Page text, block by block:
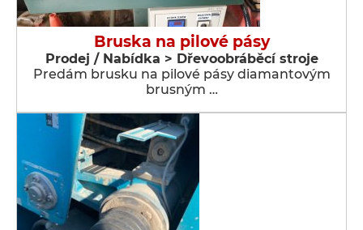
Bruska na pilové pásy
Prodej / Nabídka > Dřevoobráběcí stroje
Predám brusku na pilové pásy diamantovým
brusným …